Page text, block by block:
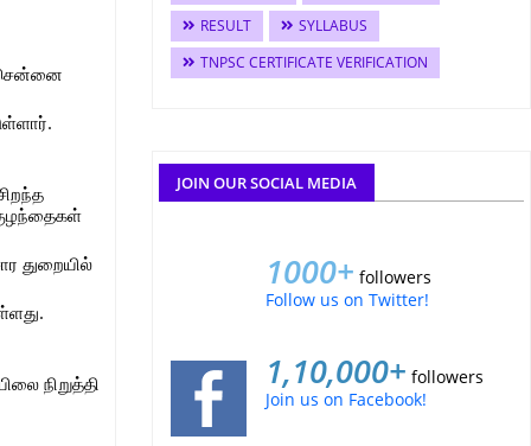
சென்னை
துறையில்
நிறுத்தி
RESULT
SYLLABUS
TNPSC CERTIFICATE VERIFICATION
JOIN OUR SOCIAL MEDIA
1000+ followers
Follow us on Twitter!
1,10,000+ followers
Join us on Facebook!